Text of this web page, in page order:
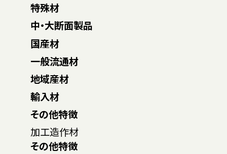
特殊材
中・大断面製品
国産材
一般流通材
地域産材
輸入材
その他特徴
加工造作材
その他特徴